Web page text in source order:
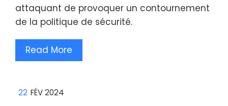
attaquant de provoquer un contournement
de la politique de sécurité.
Read More
22 FÉV 2024